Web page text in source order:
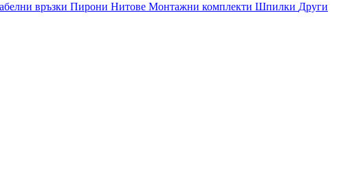
връзки Пирони Нитове Монтажни комплекти Шпилки Други